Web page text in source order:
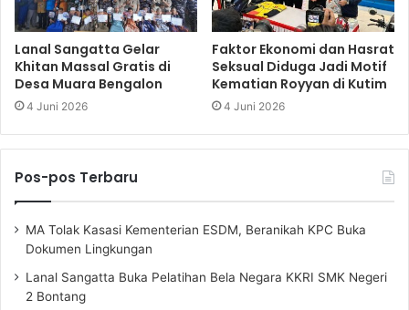
Lanal Sangatta Gelar
Khitan Massal Gratis di
Desa Muara Bengalon
4 Juni 2026
Faktor Ekonomi dan Hasrat
Seksual Diduga Jadi Motif
Kematian Royyan di Kutim
4 Juni 2026
Pos-pos Terbaru
MA Tolak Kasasi Kementerian ESDM, Beranikah KPC Buka
Dokumen Lingkungan
Lanal Sangatta Buka Pelatihan Bela Negara KKRI SMK Negeri
2 Bontang